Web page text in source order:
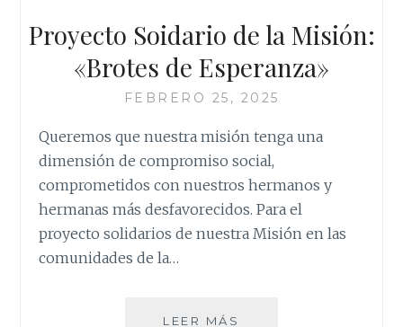
Proyecto Soidario de la Misión:
«Brotes de Esperanza»
FEBRERO 25, 2025
Queremos que nuestra misión tenga una
dimensión de compromiso social,
comprometidos con nuestros hermanos y
hermanas más desfavorecidos. Para el
proyecto solidarios de nuestra Misión en las
comunidades de la…
LEER MÁS